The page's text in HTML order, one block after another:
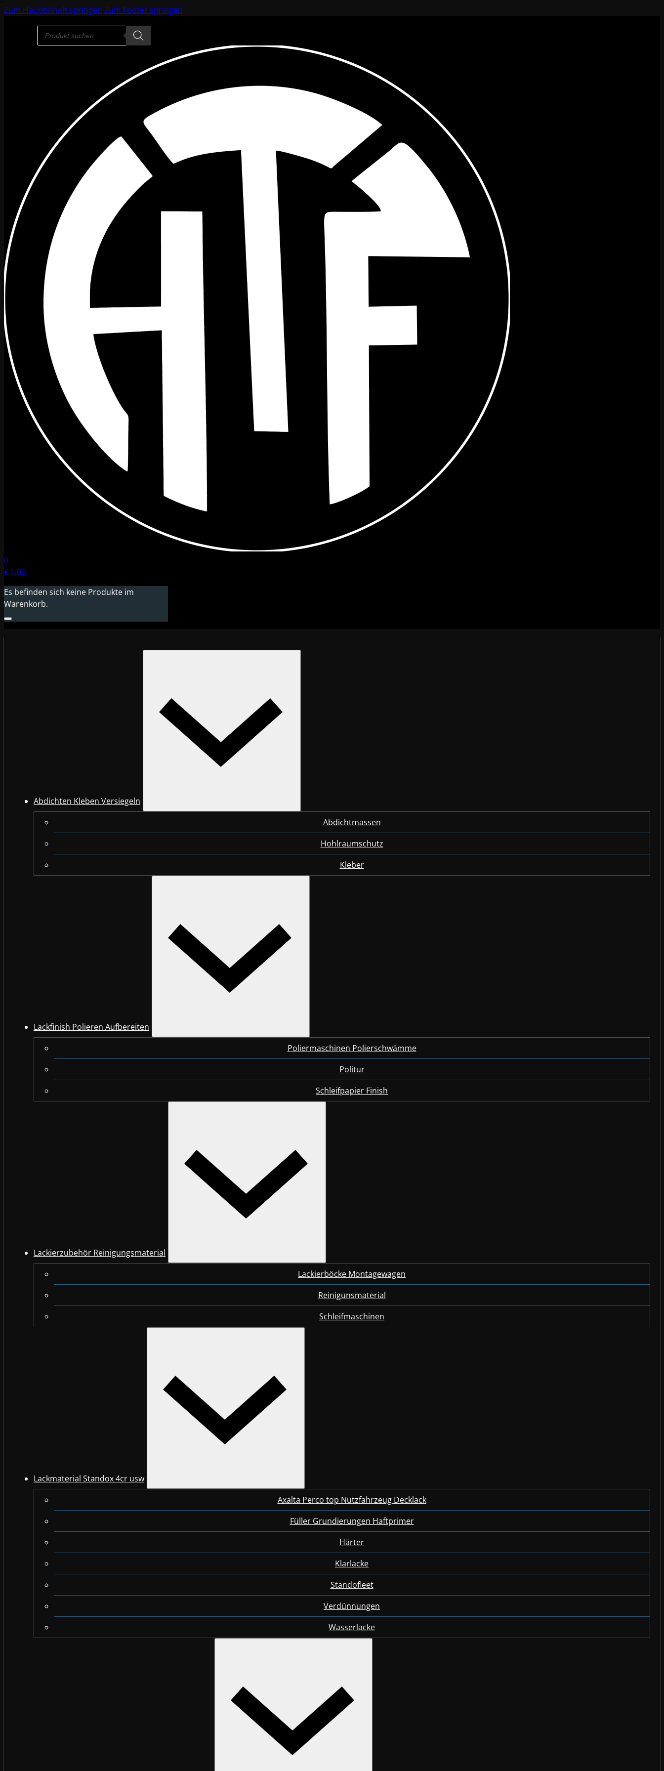
Zum Hauptinhalt springen Zum Footer springen
Products
search
0
€0,00
Es befinden sich keine Produkte im
Warenkorb.
Abdichten Kleben Versiegeln
Abdichtmassen
Hohlraumschutz
Kleber
Lackfinish Polieren Aufbereiten
Poliermaschinen Polierschwämme
Politur
Schleifpapier Finish
Lackierzubehör Reinigungsmaterial
Lackierböcke Montagewagen
Reinigunsmaterial
Schleifmaschinen
Lackmaterial Standox 4cr usw
Axalta Perco top Nutzfahrzeug Decklack
Füller Grundierungen Haftprimer
Härter
Klarlacke
Standofleet
Verdünnungen
Wasserlacke